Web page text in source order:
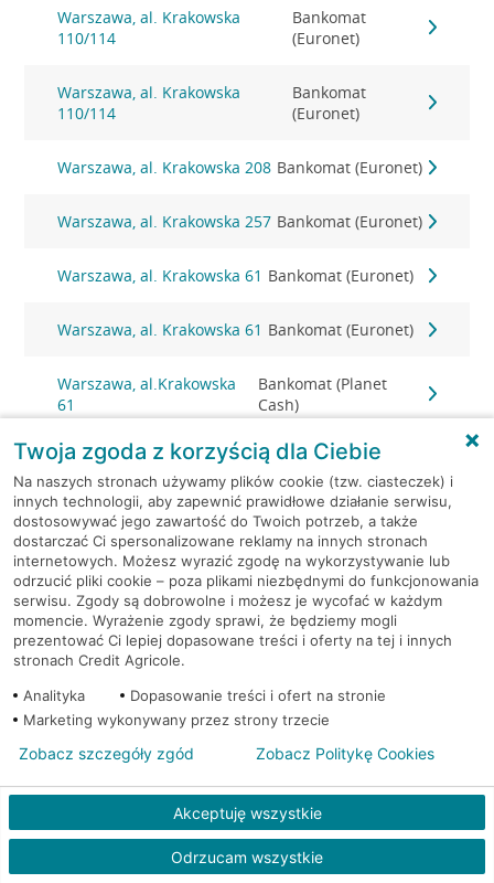
Warszawa, al. Krakowska
110/114
Bankomat
(Euronet)
Warszawa, al. Krakowska
110/114
Bankomat
(Euronet)
Warszawa, al. Krakowska 208 Bankomat (Euronet)
Warszawa, al. Krakowska 257 Bankomat (Euronet)
Warszawa, al. Krakowska 61 Bankomat (Euronet)
Warszawa, al. Krakowska 61 Bankomat (Euronet)
Warszawa, al.Krakowska
61
Bankomat (Planet
Cash)
Warszawa, al. Krakowska 75 Bankomat (Euronet)
Warszawa, al. Lotników 1 Bankomat (Euronet)
Warszawa, al. Niepodległości
80
Bankomat
(Euronet)
Warszawa, Al. Prymasa
Tysiąclecia 83A/lok 6
Bankomat
Warszawa, al. Reymonta 6 Bankomat (Euronet)
14
(Euronet)
Warszawa, al. Rzeczypospolitej Bankomat
(Euronet)
Twoja zgoda z korzyścią dla Ciebie
Na naszych stronach używamy plików cookie (tzw. ciasteczek) i
innych technologii, aby zapewnić prawidłowe działanie serwisu,
dostosowywać jego zawartość do Twoich potrzeb, a także
dostarczać Ci spersonalizowane reklamy na innych stronach
internetowych. Możesz wyrazić zgodę na wykorzystywanie lub
odrzucić pliki cookie – poza plikami niezbędnymi do funkcjonowania
serwisu. Zgody są dobrowolne i możesz je wycofać w każdym
momencie. Wyrażenie zgody sprawi, że będziemy mogli
prezentować Ci lepiej dopasowane treści i oferty na tej i innych
stronach Credit Agricole.
Analityka
Dopasowanie treści i ofert na stronie
Marketing wykonywany przez strony trzecie
Akceptuję wszystkie
Odrzucam wszystkie
Zobacz szczegóły zgód Zobacz Politykę Cookies